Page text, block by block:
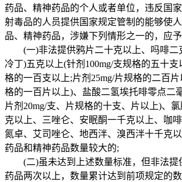
药品、精神药品的个人或者单位，违反国
射毒品的人员提供国家规定管制的能够使
品、精神药品，涉嫌下列情形之一的，应予
(一)非法提供鸦片二十克以上、吗啡二
冷丁)五克以上(针剂100mg/支规格的五十支
格的一百支以上;片剂25mg/片规格的二百片
格的一百片以上)、盐酸二氢埃托啡零点二
片剂20mg/支、片规格的十支、片以上)、
克以上、三唑仑、安眠酮一千克以上、咖
氮卓、艾司唑仑、地西泮、溴西泮十千克
药品和精神药品数量较大的;
(二)虽未达到上述数量标准，但非法提
药品两次以上，数量累计达到前项规定的